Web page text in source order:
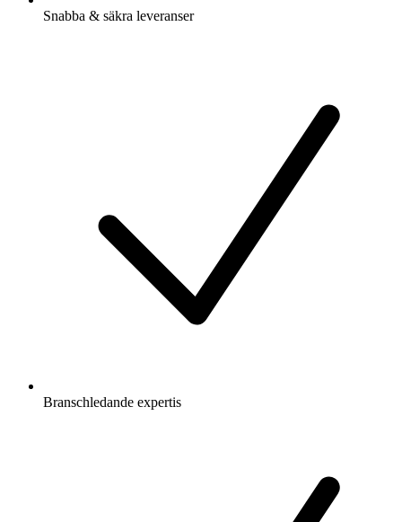
Snabba & säkra leveranser
Branschledande expertis